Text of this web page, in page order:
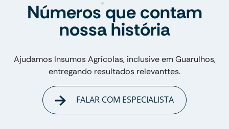
Números que contam
nossa história
Ajudamos Insumos Agrícolas, inclusive em Guarulhos,
entregando resultados relevanttes.
FALAR COM ESPECIALISTA